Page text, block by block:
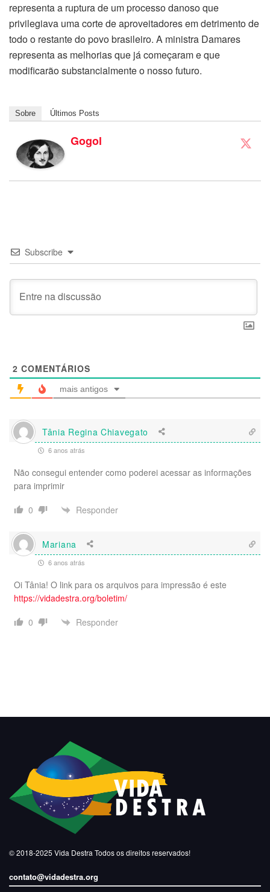
representa a ruptura de um processo danoso que
privilegiava uma corte de aproveitadores em detrimento de
todo o restante do povo brasileiro. A ministra Damares
representa as melhorias que já começaram e que
modificarão substancialmente o nosso futuro.
Sobre Últimos Posts
Gogol
Subscribe
2 COMENTÁRIOS
mais antigos
Tânia Regina Chiavegato
6 anos atrás
Não consegui entender como poderei acessar as informações
para imprimir
0
Responder
Mariana
6 anos atrás
Oi Tânia! O link para os arquivos para impressão é este
https://vidadestra.org/boletim/
0
Responder
© 2018-2025 Vida Destra Todos os direitos reservados!
contato@vidadestra.org